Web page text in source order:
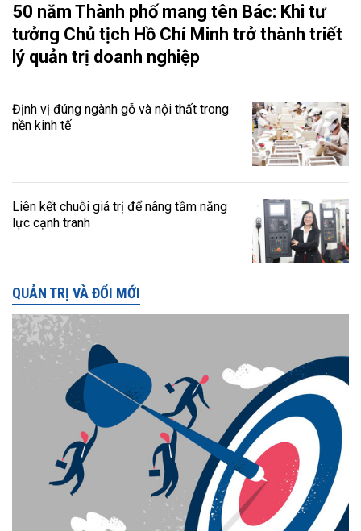
50 năm Thành phố mang tên Bác: Khi tư
tưởng Chủ tịch Hồ Chí Minh trở thành triết
lý quản trị doanh nghiệp
Định vị đúng ngành gỗ và nội thất trong
nền kinh tế
Liên kết chuỗi giá trị để nâng tầm năng
lực cạnh tranh
QUẢN TRỊ VÀ ĐỔI MỚI